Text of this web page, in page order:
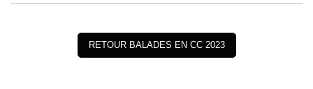
RETOUR BALADES EN CC 2023